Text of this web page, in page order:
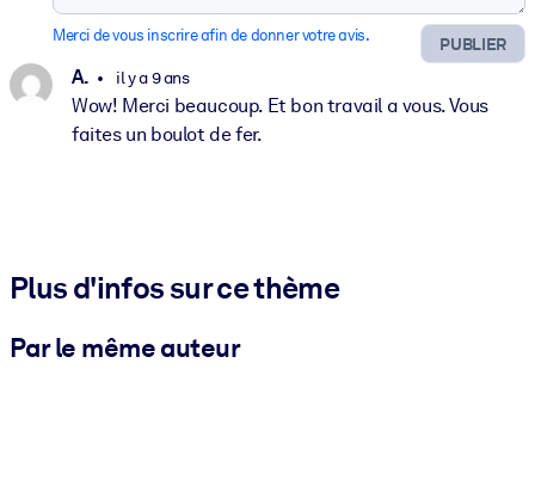
PUBLIER
Merci de vous inscrire afin de donner votre avis.
A. il y a 9 ans
Wow! Merci beaucoup. Et bon travail a vous. Vous
faites un boulot de fer.
Plus d'infos sur ce thème
Par le même auteur